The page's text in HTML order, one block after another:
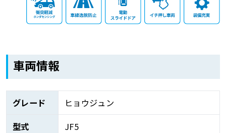
車両情報
グレード
ヒョウジュン
型式
JF5